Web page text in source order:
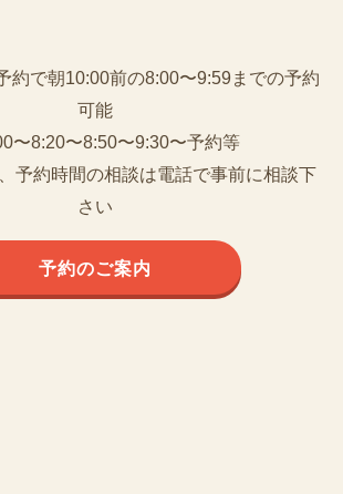
約で朝10:00前の8:00〜9:59までの予約
可能
〜8:20〜8:50〜9:30〜予約等
予約時間の相談は電話で事前に相談下
さい
予約のご案内